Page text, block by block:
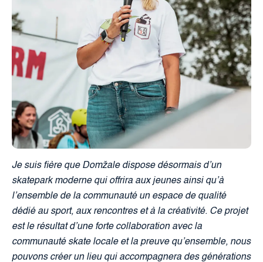
Je suis fière que Domžale dispose désormais d’un
skatepark moderne qui offrira aux jeunes ainsi qu’à
l’ensemble de la communauté un espace de qualité
dédié au sport, aux rencontres et à la créativité. Ce projet
est le résultat d’une forte collaboration avec la
communauté skate locale et la preuve qu’ensemble, nous
pouvons créer un lieu qui accompagnera des générations